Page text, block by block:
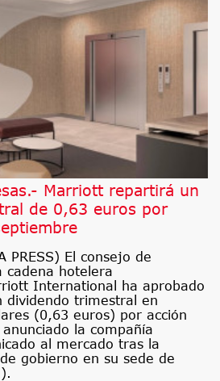
Marriott repartirá un
de 0,63 euros por
PRESS) El consejo de
cadena hotelera
International ha aprobado
dividendo trimestral en
(0,63 euros) por acción
la compañía
al mercado tras la
gobierno en su sede de